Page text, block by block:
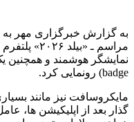
به گزارش خبرگزاری مهر
مراسم ـ
badge) رونمایی کرد.
مایکروسافت نیز مانند
گذار بعد از اپلیکیشن